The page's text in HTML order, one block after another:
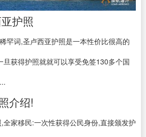
护照
罕词,圣卢西亚护照是一本性价比很高的
旦获得护照就就可以享受免签130多个国
介绍!
家移民:一次性获得公民身份,直接颁发护